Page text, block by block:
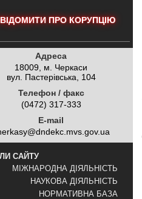
всих видів судових
ПРО КОРУПЦІЮ
Адреса
18009, м. Черкаси
вул. Пастерівська, 104
Телефон / факс
(0472) 317-333
E-mail
САЙТУ
МІЖНАРОДНА ДІЯЛЬНІСТЬ
НАУКОВА ДІЯЛЬНІСТЬ
НОРМАТИВНА БАЗА